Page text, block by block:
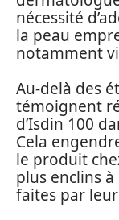
nécessité
la peau
notamment
Au-delà des
témoignent
d’Isdin 100
Cela
le produit
plus enclins
faites par